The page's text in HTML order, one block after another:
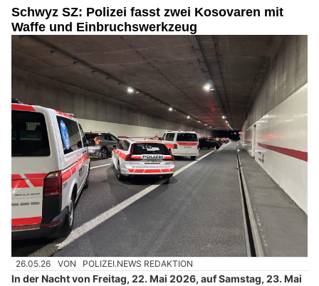
Schwyz SZ: Polizei fasst zwei Kosovaren mit
Waffe und Einbruchswerkzeug
26.05.26 VON POLIZEI.NEWS REDAKTION
In der Nacht von Freitag, 22. Mai 2026, auf Samstag, 23. Mai